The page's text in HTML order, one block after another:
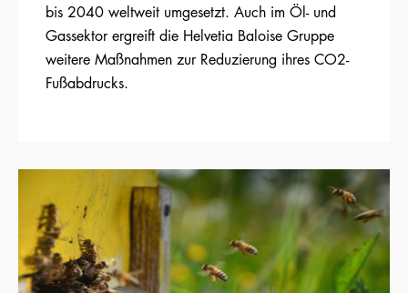
bis 2040 weltweit umgesetzt. Auch im Öl- und
Gassektor ergreift die Helvetia Baloise Gruppe
weitere Maßnahmen zur Reduzierung ihres CO2-
Fußabdrucks.